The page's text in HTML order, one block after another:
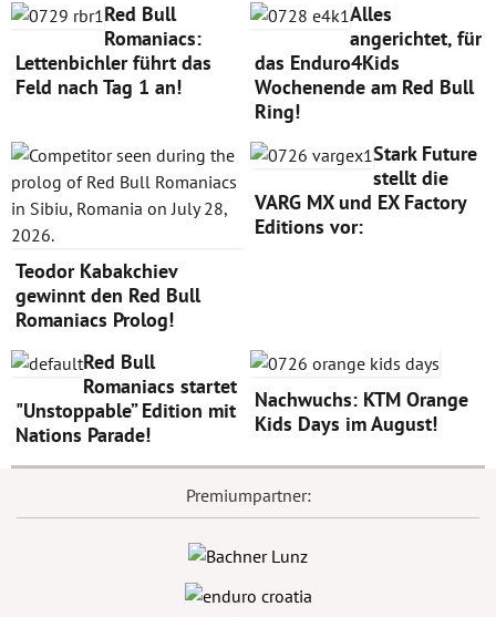
Red Bull
Romaniacs:
Lettenbichler führt das
Feld nach Tag 1 an!
Alles
angerichtet, für
das Enduro4Kids
Wochenende am Red Bull
Ring!
Teodor Kabakchiev
gewinnt den Red Bull
Romaniacs Prolog!
Stark Future
stellt die
VARG MX und EX Factory
Editions vor:
Red Bull
Romaniacs startet
"Unstoppable” Edition mit
Nations Parade!
Nachwuchs: KTM Orange
Kids Days im August!
Premiumpartner: